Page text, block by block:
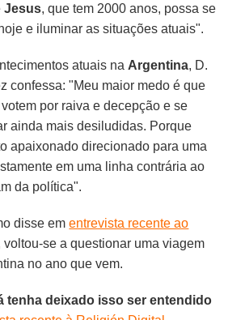
Jesus, que tem 2000 anos, possa se
e iluminar as situações atuais".
atuais na Argentina, D.
confessa: "Meu maior medo é que
por raiva e decepção e se
ainda mais desiludidas. Porque
apaixonado direcionado para uma
em uma linha contrária ao
da política".
disse ementrevista recente ao
voltou-se a questionar uma viagem
no ano que vem.
tenha deixado isso ser entendido